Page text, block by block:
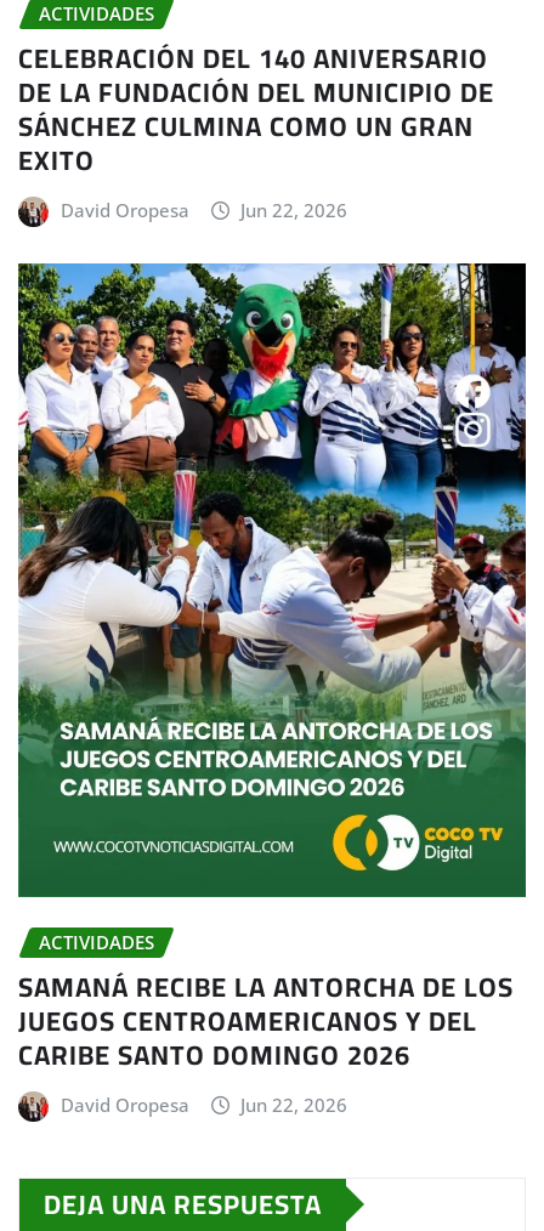
ACTIVIDADES
CELEBRACIÓN DEL 140 ANIVERSARIO
DE LA FUNDACIÓN DEL MUNICIPIO DE
SÁNCHEZ CULMINA COMO UN GRAN
EXITO
David Oropesa Jun 22, 2026
ACTIVIDADES
SAMANÁ RECIBE LA ANTORCHA DE LOS
JUEGOS CENTROAMERICANOS Y DEL
CARIBE SANTO DOMINGO 2026
David Oropesa Jun 22, 2026
DEJA UNA RESPUESTA